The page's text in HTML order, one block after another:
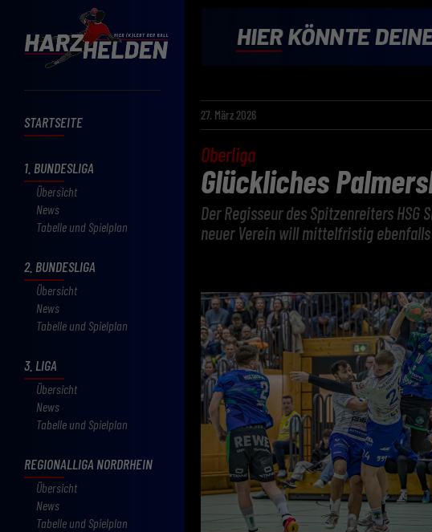
STARTSEITE
1. BUNDESLIGA
Übersicht
News
Tabelle und Spielplan
2. BUNDESLIGA
Übersicht
News
Tabelle und Spielplan
3. LIGA
Übersicht
News
Tabelle und Spielplan
REGIONALLIGA NORDRHEIN
Übersicht
News
Tabelle und Spielplan
27. März 2026
Oberliga
Glückliches
Der Regisseur des Spitzenreiters
neuer Verein will mittelfristig